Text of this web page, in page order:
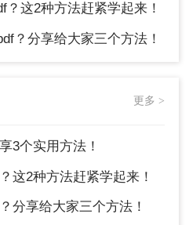
这2种方法赶紧学起来！
？分享给大家三个方法！
更多 >
3个实用方法！
这2种方法赶紧学起来！
分享给大家三个方法！